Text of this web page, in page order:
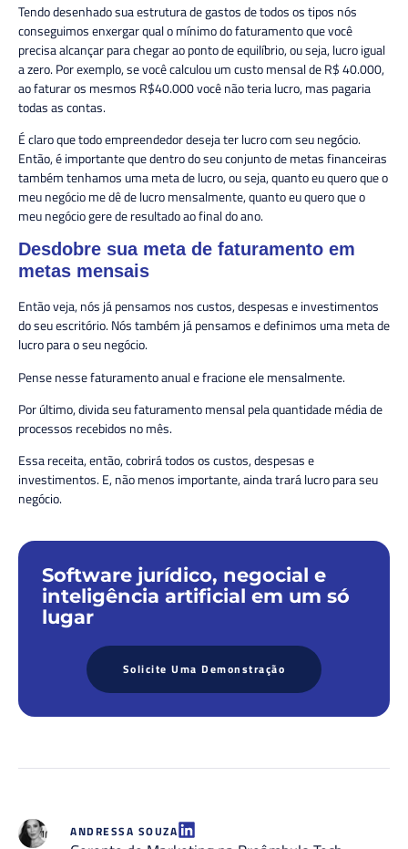
Tendo desenhado sua estrutura de gastos de todos os tipos nós
conseguimos enxergar qual o mínimo do faturamento que você
precisa alcançar para chegar ao ponto de equilíbrio, ou seja, lucro igual
a zero. Por exemplo, se você calculou um custo mensal de R$ 40.000,
ao faturar os mesmos R$40.000 você não teria lucro, mas pagaria
todas as contas.
É claro que todo empreendedor deseja ter lucro com seu negócio.
Então, é importante que dentro do seu conjunto de metas financeiras
também tenhamos uma meta de lucro, ou seja, quanto eu quero que o
meu negócio me dê de lucro mensalmente, quanto eu quero que o
meu negócio gere de resultado ao final do ano.
Desdobre sua meta de faturamento em
metas mensais
Então veja, nós já pensamos nos custos, despesas e investimentos
do seu escritório. Nós também já pensamos e definimos uma meta de
lucro para o seu negócio.
Pense nesse faturamento anual e fracione ele mensalmente.
Por último, divida seu faturamento mensal pela quantidade média de
processos recebidos no mês.
Essa receita, então, cobrirá todos os custos, despesas e
investimentos. E, não menos importante, ainda trará lucro para seu
negócio.
Software jurídico, negocial e
inteligência artificial em um só
lugar
Solicite Uma Demonstração
ANDRESSA SOUZA